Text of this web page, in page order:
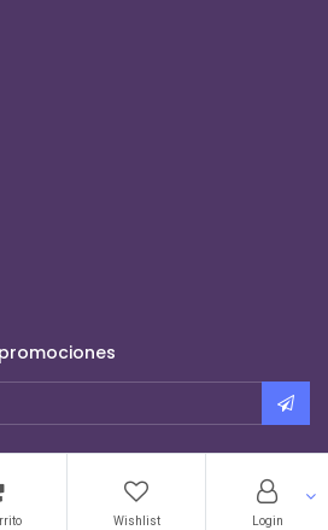
Wishlist Login